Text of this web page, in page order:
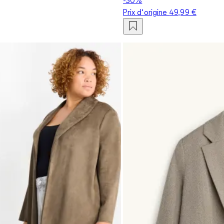
Prix d‘origine 49,99 €